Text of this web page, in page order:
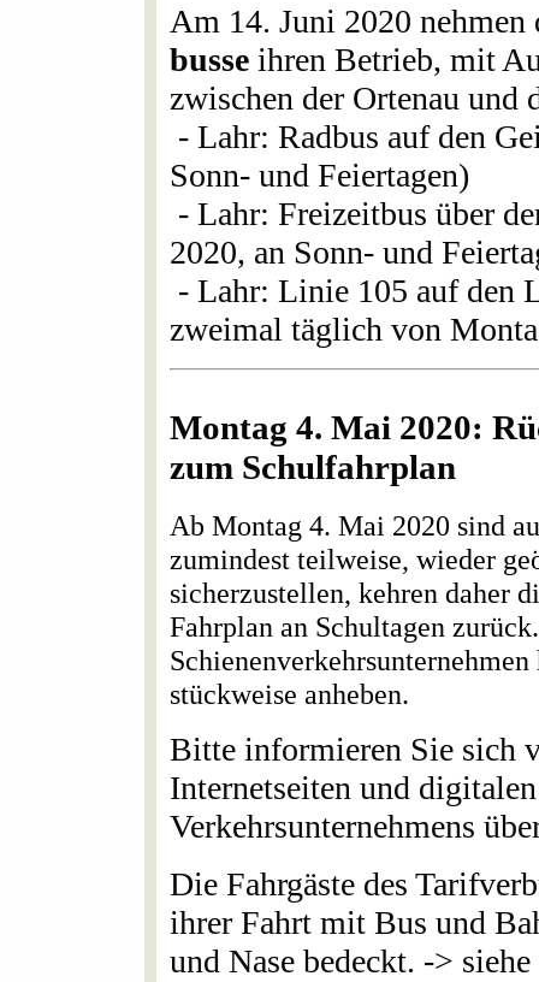
Am 14. Juni 2020
busse ihren Betrieb, mit
zwischen der Ortenau und
- Lahr: Radbus auf den
Sonn- und Feiertagen)
- Lahr: Freizeitbus über
2020, an Sonn- und
- Lahr: Linie 105 auf den
zweimal täglich von
Montag 4. Mai 2020:
zum Schulfahrplan
Ab Montag 4. Mai 2020 sind
zumindest teilweise, wieder
sicherzustellen, kehren daher
Fahrplan an Schultagen
stückweise anheben.
Bitte informieren Sie sich
Internetseiten und
Verkehrsunternehmens
Die Fahrgäste des
ihrer Fahrt mit Bus und
und Nase bedeckt. ->